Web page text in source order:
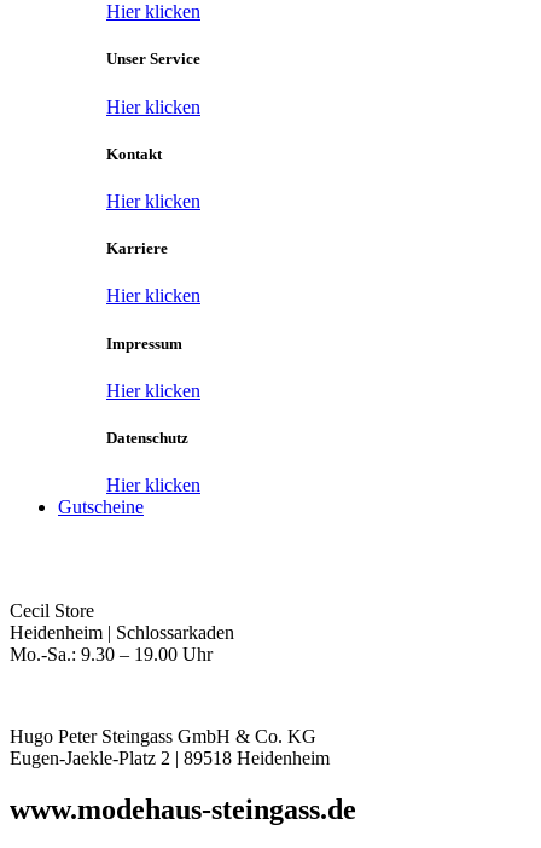
Hier klicken
Unser Service
Hier klicken
Kontakt
Hier klicken
Karriere
Hier klicken
Impressum
Hier klicken
Datenschutz
Hier klicken
Gutscheine
Cecil Store
Heidenheim | Schlossarkaden
Mo.-Sa.: 9.30 – 19.00 Uhr
Hugo Peter Steingass GmbH & Co. KG
Eugen-Jaekle-Platz 2 | 89518 Heidenheim
www.modehaus-steingass.de